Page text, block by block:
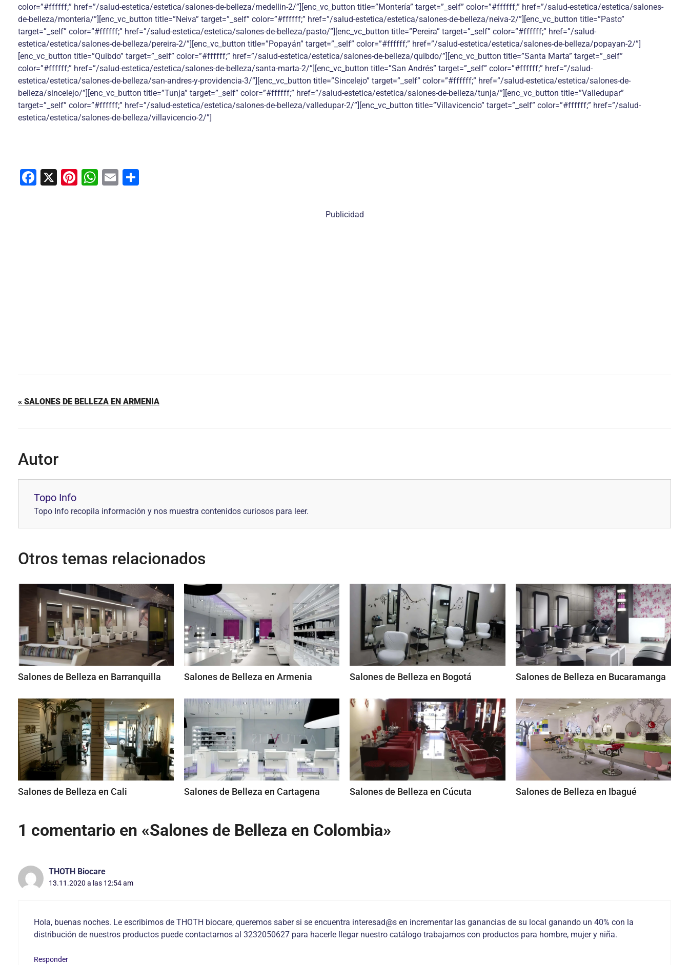
color=”#ffffff;” href=”/salud-estetica/estetica/salones-de-belleza/medellin-2/”][enc_vc_button title=”Montería” target=”_self” color=”#ffffff;” href=”/salud-estetica/estetica/salones-
de-belleza/monteria/”][enc_vc_button title=”Neiva” target=”_self” color=”#ffffff;” href=”/salud-estetica/estetica/salones-de-belleza/neiva-2/”][enc_vc_button title=”Pasto”
target=”_self” color=”#ffffff;” href=”/salud-estetica/estetica/salones-de-belleza/pasto/”][enc_vc_button title=”Pereira” target=”_self” color=”#ffffff;” href=”/salud-
estetica/estetica/salones-de-belleza/pereira-2/”][enc_vc_button title=”Popayán” target=”_self” color=”#ffffff;” href=”/salud-estetica/estetica/salones-de-belleza/popayan-2/”]
[enc_vc_button title=”Quibdo” target=”_self” color=”#ffffff;” href=”/salud-estetica/estetica/salones-de-belleza/quibdo/”][enc_vc_button title=”Santa Marta” target=”_self”
color=”#ffffff;” href=”/salud-estetica/estetica/salones-de-belleza/santa-marta-2/”][enc_vc_button title=”San Andrés” target=”_self” color=”#ffffff;” href=”/salud-
estetica/estetica/salones-de-belleza/san-andres-y-providencia-3/”][enc_vc_button title=”Sincelejo” target=”_self” color=”#ffffff;” href=”/salud-estetica/estetica/salones-de-
belleza/sincelejo/”][enc_vc_button title=”Tunja” target=”_self” color=”#ffffff;” href=”/salud-estetica/estetica/salones-de-belleza/tunja/”][enc_vc_button title=”Valledupar”
target=”_self” color=”#ffffff;” href=”/salud-estetica/estetica/salones-de-belleza/valledupar-2/”][enc_vc_button title=”Villavicencio” target=”_self” color=”#ffffff;” href=”/salud-
estetica/estetica/salones-de-belleza/villavicencio-2/”]
F
X
Pi W E
Publicidad
« SALONES DE BELLEZA EN ARMENIA
Autor
Topo Info
Topo Info recopila información y nos muestra contenidos curiosos para leer.
Otros temas relacionados
Salones de Belleza en Barranquilla Salones de Belleza en Armenia Salones de Belleza en Bogotá Salones de Belleza en Bucaramanga
Salones de Belleza en Cali Salones de Belleza en Cartagena Salones de Belleza en Cúcuta Salones de Belleza en Ibagué
1 comentario en «Salones de Belleza en Colombia»
THOTH Biocare
13.11.2020 a las 12:54 am
Hola, buenas noches. Le escribimos de THOTH biocare, queremos saber si se encuentra interesad@s en incrementar las ganancias de su local ganando un 40% con la
distribución de nuestros productos puede contactarnos al 3232050627 para hacerle llegar nuestro catálogo trabajamos con productos para hombre, mujer y niña.
Responder